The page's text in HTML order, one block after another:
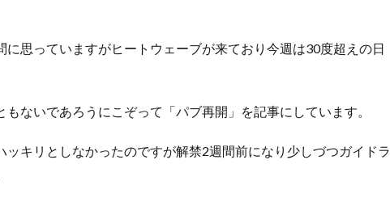
に思っていますがヒートウェーブが来ており今週は30度超えの日
ないであろうにこぞって「パブ再開」を記事にしています。
ッキリとしなかったのですが解禁2週間前になり少しづつガイドラ